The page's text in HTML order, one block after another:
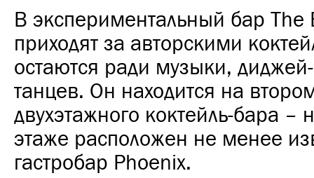
В экспериментальный бар The
приходят за авторскими
остаются ради музыки,
танцев. Он находится на
двухэтажного коктейль-бара –
этаже расположен не менее
гастробар Phoenix.